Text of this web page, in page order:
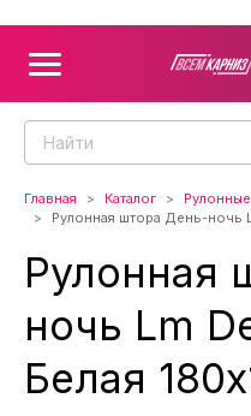
Главная Каталог
Рулонная штора День-ночь
Рулонная
ночь Lm
Белая